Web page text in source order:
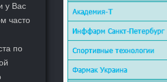
у Вас
часто
по